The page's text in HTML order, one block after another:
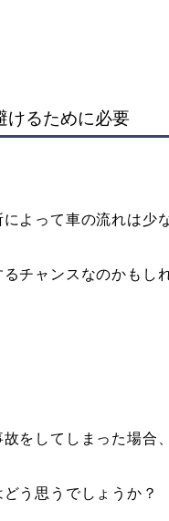
けるために必要
よって車の流れは少
チャンスなのかもし
をしてしまった場合、
う思うでしょうか？